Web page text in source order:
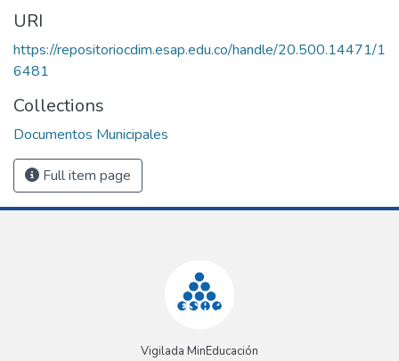
URI
https://repositoriocdim.esap.edu.co/handle/20.500.14471/1
6481
Collections
Documentos Municipales
Full item page
Vigilada MinEducación